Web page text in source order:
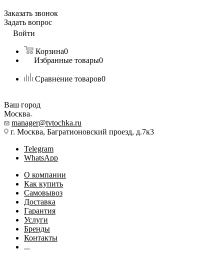
Заказать звонок
Задать вопрос
Войти
Корзина0
Избранные товары0
Сравнение товаров0
Ваш город
Москва
manager@tvtochka.ru
г. Москва, Багратионовский проезд, д.7к3
Telegram
WhatsApp
О компании
Как купить
Самовывоз
Доставка
Гарантия
Услуги
Бренды
Контакты
...